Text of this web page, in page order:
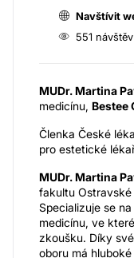
Navštívit
551
MUDr. Martina
medicínu, Bestee
Členka České
pro estetické
MUDr. Martina
fakultu
Specializuje se
medicínu, ve
zkoušku. Díky
oboru má